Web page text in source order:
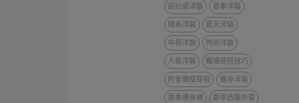
設計感洋裝
夏季洋裝
韓系洋裝
夏天洋裝
中長洋裝
時尚洋裝
人氣洋裝
職場穿搭技巧
約會顯瘦穿搭
連身洋裝
夏季連身裙
夏季西裝外套